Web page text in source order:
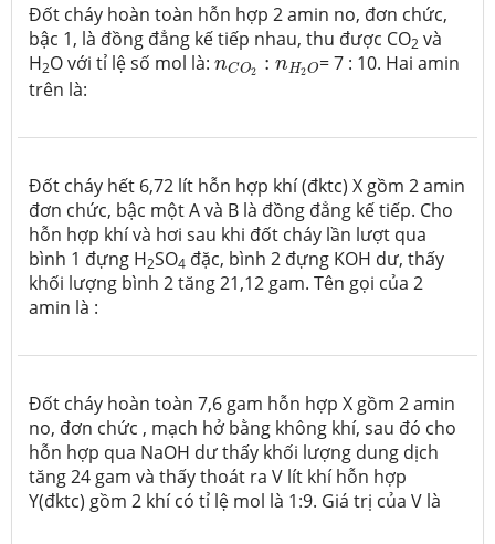
Đốt cháy hoàn toàn hỗn hợp 2 amin no, đơn chức,
bậc 1, là đồng đẳng kế tiếp nhau, thu được CO2 và
H2O với tỉ lệ số mol là: nCO2 : nH2O
nCO 2 nH 2O= 7 : 10. Hai amin
trên là:
Đốt cháy hết 6,72 lít hỗn hợp khí (đktc) X gồm 2 amin
đơn chức, bậc một A và B là đồng đẳng kế tiếp. Cho
hỗn hợp khí và hơi sau khi đốt cháy lần lượt qua
bình 1 đựng H2SO4 đặc, bình 2 đựng KOH dư, thấy
khối lượng bình 2 tăng 21,12 gam. Tên gọi của 2
amin là :
Đốt cháy hoàn toàn 7,6 gam hỗn hợp X gồm 2 amin
no, đơn chức , mạch hở bằng không khí, sau đó cho
hỗn hợp qua NaOH dư thấy khối lượng dung dịch
tăng 24 gam và thấy thoát ra V lít khí hỗn hợp
Y(đktc) gồm 2 khí có tỉ lệ mol là 1:9. Giá trị của V là